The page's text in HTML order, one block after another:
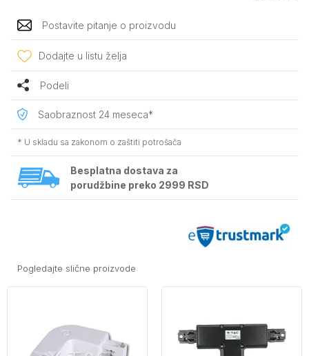
Postavite pitanje o proizvodu
Dodajte u listu želja
Podeli
Saobraznost 24 meseca*
* U skladu sa zakonom o zaštiti potrošača
Besplatna dostava za
porudžbine preko 2999 RSD
Pogledajte slične proizvode